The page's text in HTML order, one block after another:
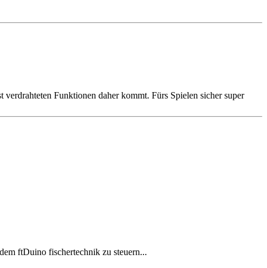
Funktionen daher kommt. Fürs Spielen sicher super
ftDuino fischertechnik zu steuern...